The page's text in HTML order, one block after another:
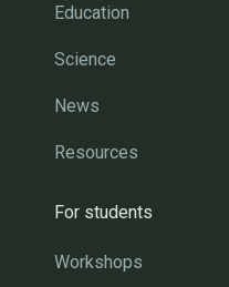
Education
Science
News
Resources
For students
Workshops